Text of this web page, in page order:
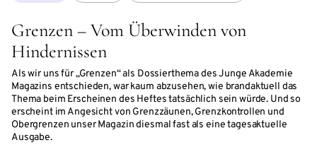
Grenzen – Vom Überwinden von
Hindernissen
Als wir uns für „Grenzen“ als Dossierthema des Junge Akademie
Magazins entschieden, war kaum abzusehen, wie brandaktuell das
Thema beim Erscheinen des Heftes tatsächlich sein würde. Und so
erscheint im Angesicht von Grenzzäunen, Grenzkontrollen und
Obergrenzen unser Magazin diesmal fast als eine tagesaktuelle
Ausgabe.